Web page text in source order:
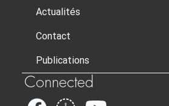
Actualités
Contact
Publications
Connected